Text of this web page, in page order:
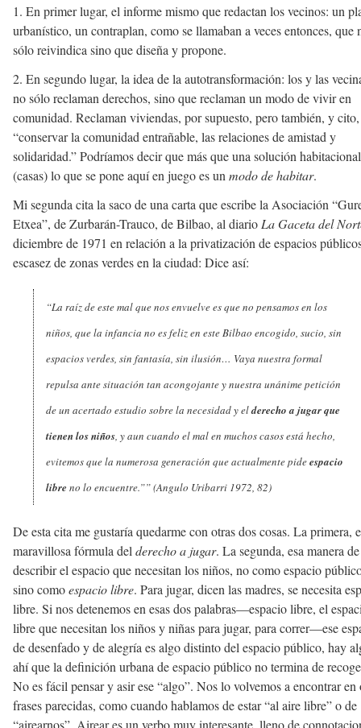
1. En primer lugar, el informe mismo que redactan los vecinos: un
urbanístico, un contraplan, como se llamaban a veces entonces, que
sólo reivindica sino que diseña y propone.
2. En segundo lugar, la idea de la autotransformación: los y las
no sólo reclaman derechos, sino que reclaman un modo de vivir en
comunidad. Reclaman viviendas, por supuesto, pero también, y cito,
“conservar la comunidad entrañable, las relaciones de amistad y
solidaridad.” Podríamos decir que más que una solución habitacional
(casas) lo que se pone aquí en juego es un modo de habitar.
Mi segunda cita la saco de una carta que escribe la Asociación
Etxea”, de Zurbarán-Trauco, de Bilbao, al diario La Gaceta del
diciembre de 1971 en relación a la privatización de espacios
escasez de zonas verdes en la ciudad: Dice así:
“La raíz de este mal que nos envuelve es que no pensamos en los
niños, que la infancia no es feliz en este Bilbao encogido, sucio, sin
espacios verdes, sin fantasía, sin ilusión… Vaya nuestra formal
repulsa ante situación tan acongojante y nuestra unánime petición
de un acertado estudio sobre la necesidad y elderecho a jugar que
tienen los niños, y aun cuando el mal en muchos casos está hecho,
evitemos que la numerosa generación que actualmente pideespacio
libre no lo encuentre.”” (Angulo Uribarri 1972, 82)
De esta cita me gustaría quedarme con otras dos cosas. La primera,
maravillosa fórmula del derecho a jugar. La segunda, esa manera de
describir el espacio que necesitan los niños, no como espacio
sino comoespacio libre. Para jugar, dicen las madres, se necesita
libre. Si nos detenemos en esas dos palabras—espacio libre, el
libre que necesitan los niños y niñas para jugar, para correr—ese
de desenfado y de alegría es algo distinto del espacio público, hay
ahí que la definición urbana de espacio público no termina de
No es fácil pensar y asir ese “algo”. Nos lo volvemos a encontrar en
frases parecidas, como cuando hablamos de estar “al aire libre” o de
“airearnos”. Airear es un verbo muy interesante, lleno de